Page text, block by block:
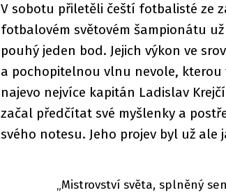
V sobotu přiletěli čeští fotbalisté ze
fotbalovém světovém šampionátu
pouhý jeden bod. Jejich výkon ve
a pochopitelnou vlnu nevole,
najevo nejvíce kapitán Ladislav
začal předčítat své myšlenky a
svého notesu. Jeho projev byl už
„Mistrovství světa, splněný